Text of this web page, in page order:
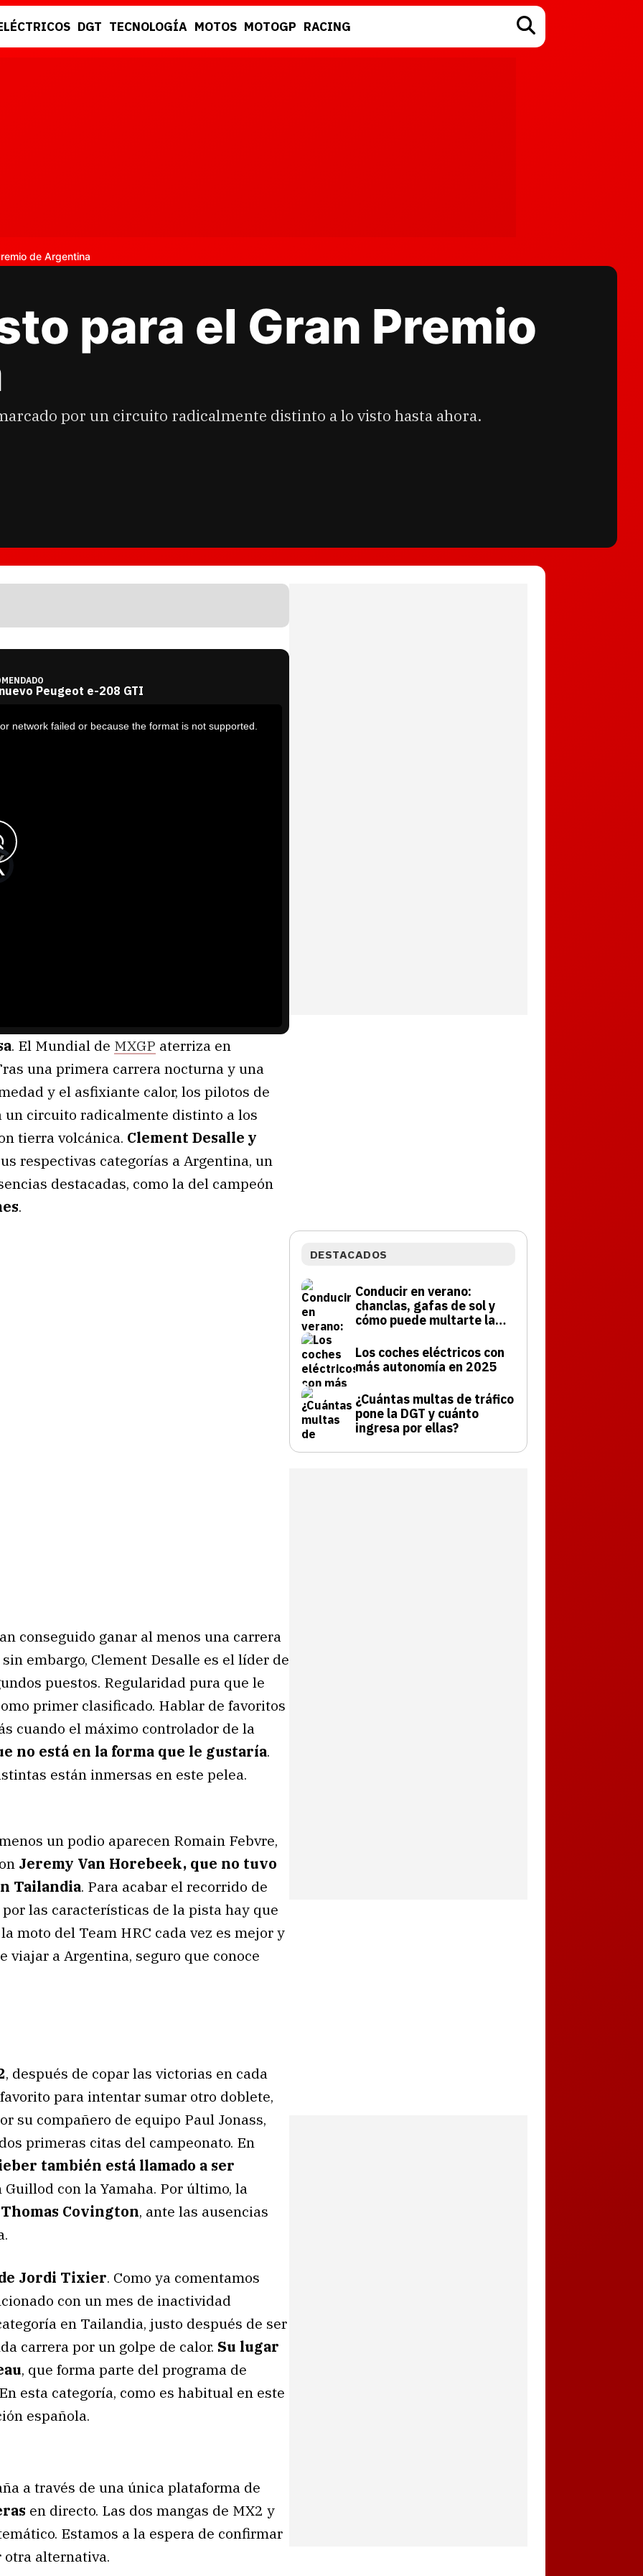
DGT TECNOLOGÍA MOTOS MOTOGP RACING
de Argentina
para el Gran Premio
por un circuito radicalmente distinto a lo visto hasta ahora.
Peugeot e-208 GTI
network failed or because the format is not supported.
. El Mundial de MXGP aterriza en
una primera carrera nocturna y una
y el asfixiante calor, los pilotos de
un circuito radicalmente distinto a los
tierra volcánica. Clement Desalle y
respectivas categorías a Argentina, un
destacadas, como la del campeón
.
conseguido ganar al menos una carrera
embargo, Clement Desalle es el líder de
puestos. Regularidad pura que le
primer clasificado. Hablar de favoritos
cuando el máximo controlador de la
no está en la forma que le gustaría.
están inmersas en este pelea.
un podio aparecen Romain Febvre,
Jeremy Van Horebeek, que no tuvo
Tailandia. Para acabar el recorrido de
las características de la pista hay que
moto del Team HRC cada vez es mejor y
a Argentina, seguro que conoce
, después de copar las victorias en cada
para intentar sumar otro doblete,
su compañero de equipo Paul Jonass,
primeras citas del campeonato. En
también está llamado a ser
con la Yamaha. Por último, la
Thomas Covington, ante las ausencias
de Jordi Tixier. Como ya comentamos
con un mes de inactividad
en Tailandia, justo después de ser
carrera por un golpe de calor. Su lugar
, que forma parte del programa de
esta categoría, como es habitual en este
española.
a través de una única plataforma de
en directo. Las dos mangas de MX2 y
Estamos a la espera de confirmar
otra alternativa.
DESTACADOS
Conducir en verano:
chanclas, gafas de sol y
cómo puede multarte la
Los coches eléctricos con
más autonomía en 2025
¿Cuántas multas de tráfico
pone la DGT y cuánto
ingresa por ellas?